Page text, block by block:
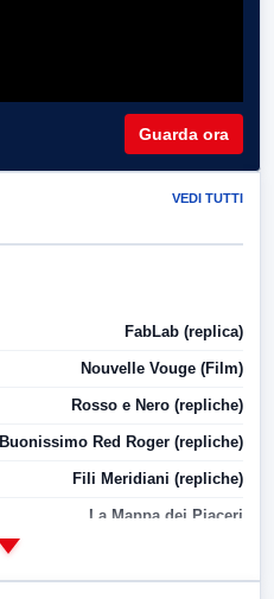
Guarda ora
VEDI TUTTI
FabLab (replica)
Nouvelle Vouge (Film)
Rosso e Nero (repliche)
Buonissimo Red Roger (repliche)
Fili Meridiani (repliche)
La Mappa dei Piaceri